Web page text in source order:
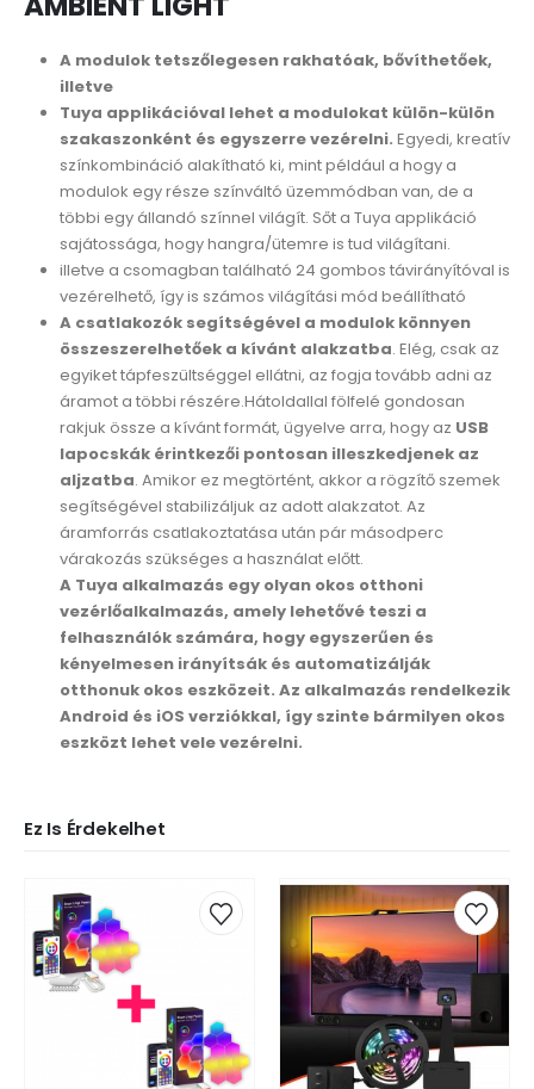
A modulok tetszőlegesen rakhatóak, bővíthetőek,
illetve
Tuya applikációval lehet a modulokat külön-külön
szakaszonként és egyszerre vezérelni. Egyedi, kreatív
színkombináció alakítható ki, mint például a hogy a
modulok egy része színváltó üzemmódban van, de a
többi egy állandó színnel világít. Sőt a Tuya applikáció
sajátossága, hogy hangra/ütemre is tud világítani.
illetve a csomagban található 24 gombos távirányítóval is
vezérelhető, így is számos világítási mód beállítható
A csatlakozók segítségével a modulok könnyen
összeszerelhetőek a kívánt alakzatba. Elég, csak az
egyiket tápfeszültséggel ellátni, az fogja tovább adni az
áramot a többi részére.Hátoldallal fölfelé gondosan
rakjuk össze a kívánt formát, ügyelve arra, hogy az USB
lapocskák érintkezői pontosan illeszkedjenek az
aljzatba. Amikor ez megtörtént, akkor a rögzítő szemek
segítségével stabilizáljuk az adott alakzatot. Az
áramforrás csatlakoztatása után pár másodperc
várakozás szükséges a használat előtt.
A Tuya alkalmazás egy olyan okos otthoni
vezérlőalkalmazás, amely lehetővé teszi a
felhasználók számára, hogy egyszerűen és
kényelmesen irányítsák és automatizálják
otthonuk okos eszközeit. Az alkalmazás rendelkezik
Android és iOS verziókkal, így szinte bármilyen okos
eszközt lehet vele vezérelni.
Ez Is Érdekelhet